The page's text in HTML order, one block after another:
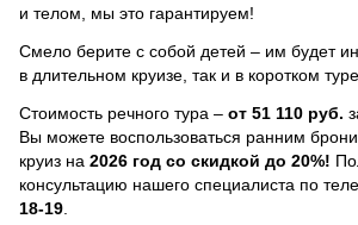
и телом, мы это гарантируем!
Смело берите с собой детей – им будет
в длительном круизе, так и в коротком
Стоимость речного тура – от 51 110 руб.
Вы можете воспользоваться ранним
круиз на 2026 год со скидкой до 20%!
консультацию нашего специалиста по
18-19